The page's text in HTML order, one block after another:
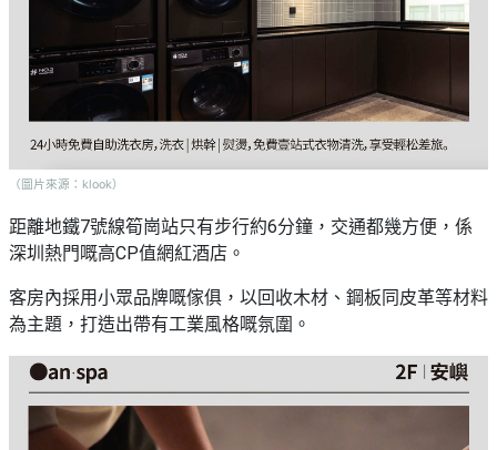
（圖片來源：klook）
距離地鐵7號線筍崗站只有步行約6分鐘，交通都幾方便，係
深圳熱門嘅高CP值網紅酒店。
客房內採用小眾品牌嘅傢俱，以回收木材、鋼板同皮革等材料
為主題，打造出帶有工業風格嘅氛圍。